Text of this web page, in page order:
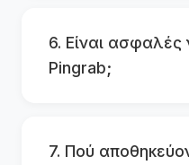
6. Είναι
Pingrab;
7. Πού